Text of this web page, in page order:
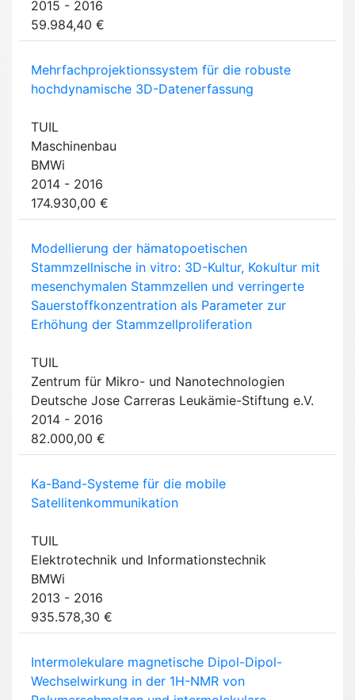
2015 - 2016
59.984,40 €
Mehrfachprojektionssystem für die robuste
hochdynamische 3D-Datenerfassung
TUIL
Maschinenbau
BMWi
2014 - 2016
174.930,00 €
Modellierung der hämatopoetischen
Stammzellnische in vitro: 3D-Kultur, Kokultur mit
mesenchymalen Stammzellen und verringerte
Sauerstoffkonzentration als Parameter zur
Erhöhung der Stammzellproliferation
TUIL
Zentrum für Mikro- und Nanotechnologien
Deutsche Jose Carreras Leukämie-Stiftung e.V.
2014 - 2016
82.000,00 €
Ka-Band-Systeme für die mobile
Satellitenkommunikation
TUIL
Elektrotechnik und Informationstechnik
BMWi
2013 - 2016
935.578,30 €
Intermolekulare magnetische Dipol-Dipol-
Wechselwirkung in der 1H-NMR von